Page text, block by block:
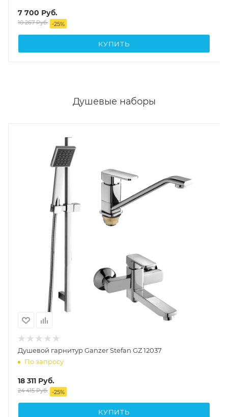
7 700 Руб.
10 267Руб. -25%
КУПИТЬ
Душевые наборы
Душевой гарнитур Ganzer Stefan GZ 12037
По запросу
18 311 Руб.
24 415Руб. -25%
КУПИТЬ